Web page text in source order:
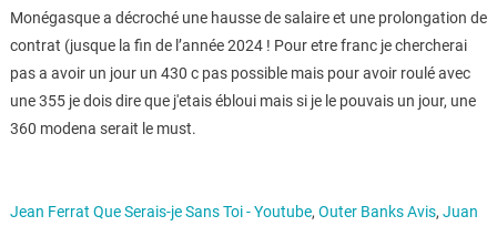
Monégasque a décroché une hausse de salaire et une prolongation de
contrat (jusque la fin de l’année 2024 ! Pour etre franc je chercherai
pas a avoir un jour un 430 c pas possible mais pour avoir roulé avec
une 355 je dois dire que j'etais ébloui mais si je le pouvais un jour, une
360 modena serait le must.
Jean Ferrat Que Serais-je Sans Toi - Youtube, Outer Banks Avis, Juan